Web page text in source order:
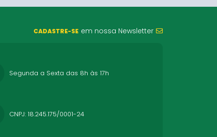
CADASTRE-SE em nossa Newsletter
Segunda a Sexta das 8h às 17h
CNPJ: 18.245.175/0001-24